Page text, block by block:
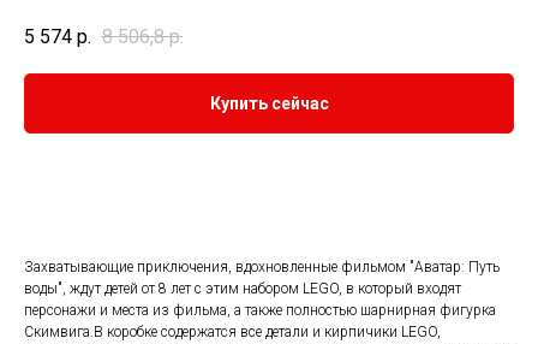
5 574 р. 8 506,8 р.
Купить сейчас
Захватывающие приключения, вдохновленные фильмом "Аватар: Путь
воды", ждут детей от 8 лет с этим набором LEGO, в который входят
персонажи и места из фильма, а также полностью шарнирная фигурка
Скимвига.В коробке содержатся все детали и кирпичики LEGO,